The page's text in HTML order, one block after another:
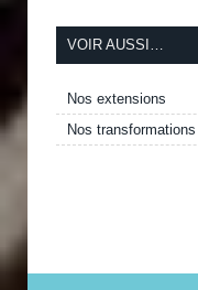
VOIR AUSSI…
Nos extensions
Nos transformations